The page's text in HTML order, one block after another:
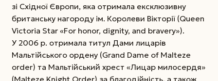
зі Східної Європи, яка отримала ексклюзивну
британську нагороду ім. Королеви Вікторії (Queen
Victoria Star «For honor, dignity, and bravery»).
У 2006 р. отримала титул Дами лицарів
Мальтійського ордену (Grand Dame of Malteze
order) та Мальтійський хрест «Лицар милосердя»